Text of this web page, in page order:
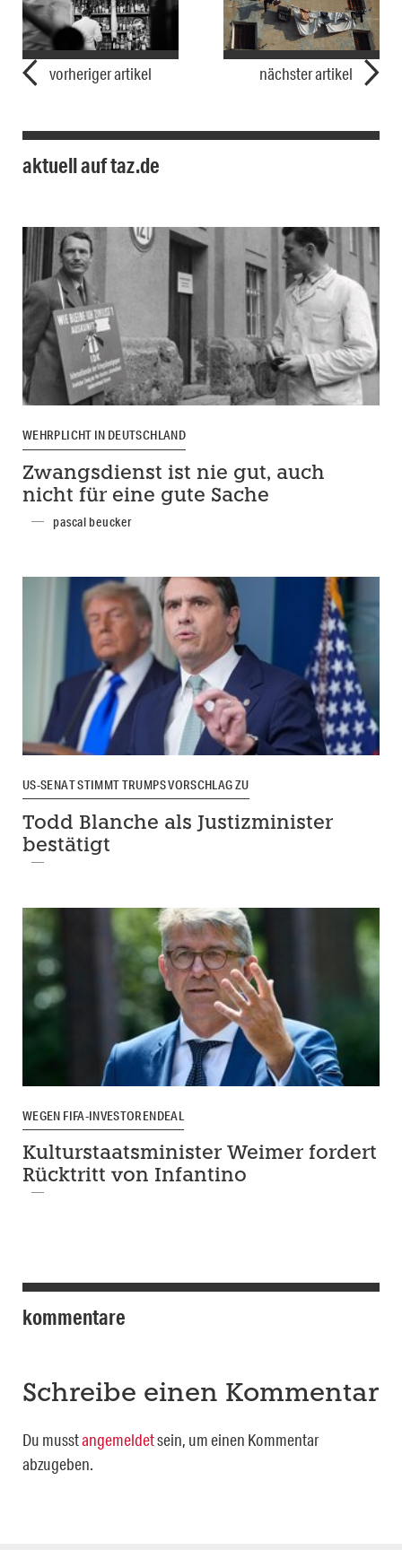
vorheriger artikel nächster artikel
aktuell auf taz.de
WEHRPLICHT IN DEUTSCHLAND
Zwangsdienst ist nie gut, auch
nicht für eine gute Sache
pascal beucker
US-SENAT STIMMT TRUMPS VORSCHLAG ZU
Todd Blanche als Justizminister
bestätigt
WEGEN FIFA-INVESTORENDEAL
Kulturstaatsminister Weimer fordert
Rücktritt von Infantino
kommentare
Schreibe einen Kommentar
Du musstangemeldetsein, um einen Kommentar
abzugeben.